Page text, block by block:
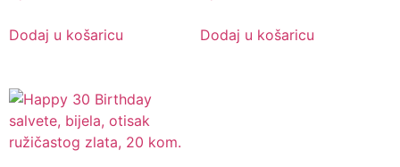
Dodaj u košaricu Dodaj u košaricu